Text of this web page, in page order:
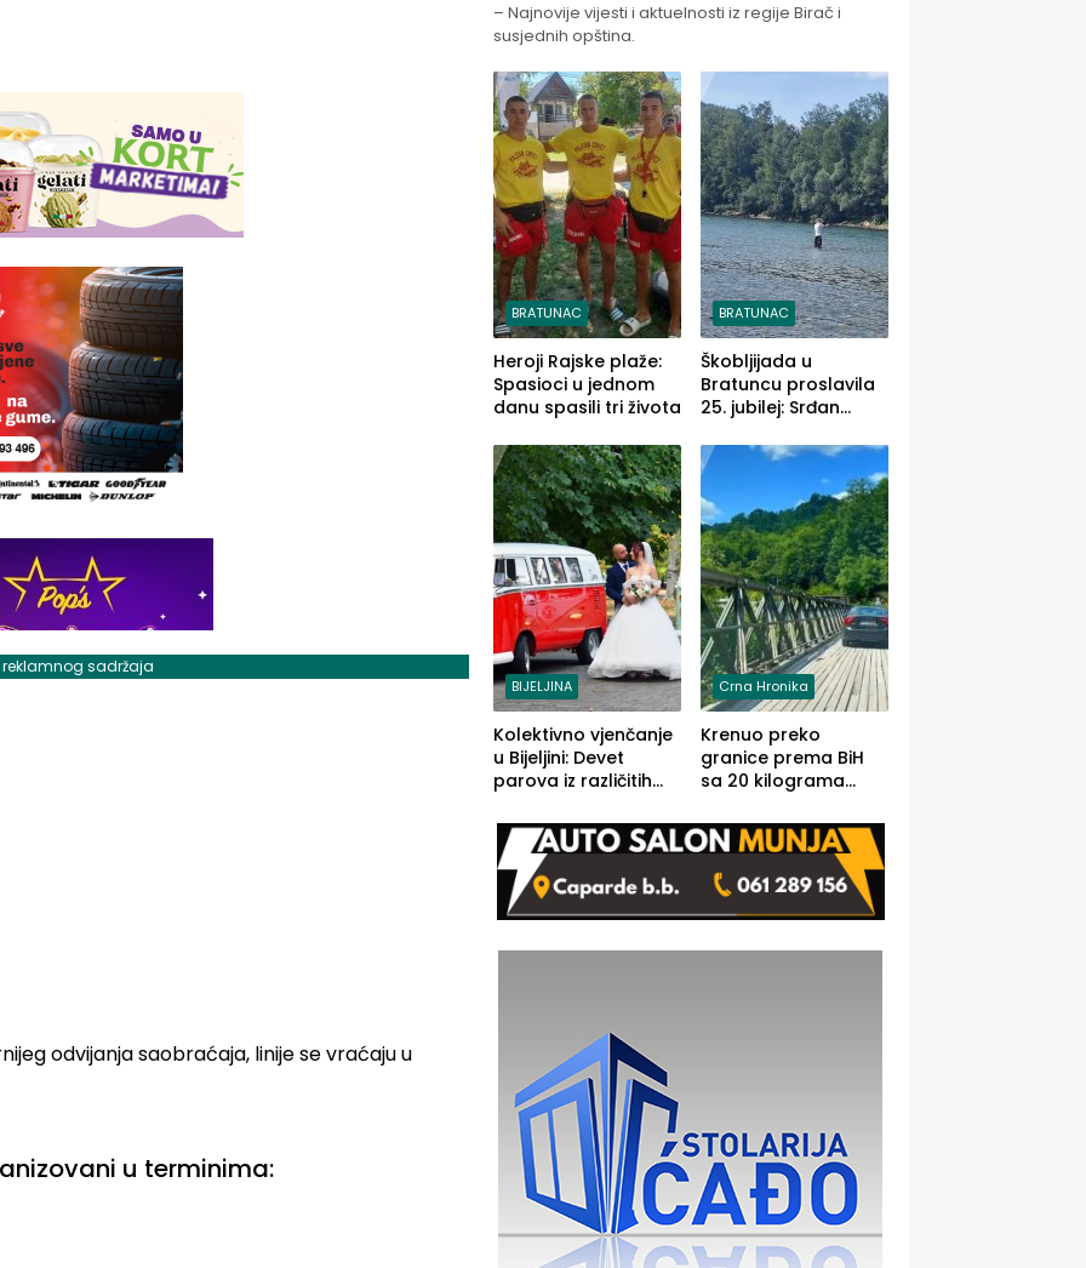
reklamnog sadržaja
odvijanja saobraćaja, linije se vraćaju u
u terminima:
– Najnovije vijesti i aktuelnosti iz regije Birač i
susjednih opština.
BRATUNAC
Heroji Rajske plaže:
Spasioci u jednom
danu spasili tri života
BRATUNAC
Škobljijada u
Bratuncu proslavila
25. jubilej: Srđan
ulovom od 2.040
grama (FOTO)
BIJELJINA
Kolektivno vjenčanje
u Bijeljini: Devet
parova iz različitih
izgovorilo
sudbonosno da
Crna Hronika
Krenuo preko
granice prema BiH
sa 20 kilograma
u automobilu